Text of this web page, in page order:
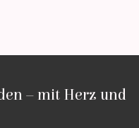
– mit Herz und